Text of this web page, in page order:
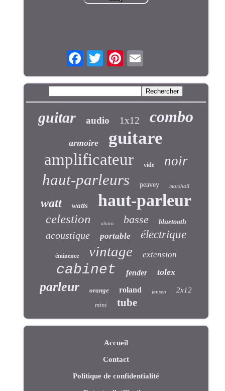
guitar audio 1x12 combo
armoire guitare
amplificateur vide noir
haut-parleurs peavey marshall
watt watts haut-parleur
celestion alnico basse bluetooth
acoustique portable électrique
éminence vintage extension
cabinet fender tolex
parleur orange roland jensen 2x12
mini tube
Accueil
Contact
Politique de confidentialité